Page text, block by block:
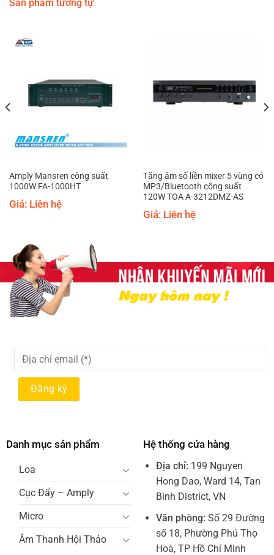
Sản phẩm tương tự
Amply Mansren công suất
1000W FA-1000HT
Giá: Liên hệ
Tăng âm số liền mixer 5 vùng có
MP3/Bluetooth công suất
120W TOA A-3212DMZ-AS
Giá: Liên hệ
Danh mục sản phẩm
Loa
Cục Đẩy – Amply
Micro
Âm Thanh Hội Thảo
Hệ thống cửa hàng
Địa chỉ: 199 Nguyen
Hong Dao, Ward 14, Tan
Binh District, VN
Văn phòng: Số 29 Đường
số 18, Phường Phú Thọ
Hoà, TP Hồ Chí Minh